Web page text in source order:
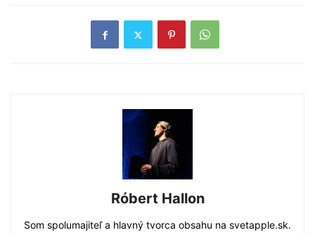
Róbert Hallon
Som spolumajiteľ a hlavný tvorca obsahu na svetapple.sk.